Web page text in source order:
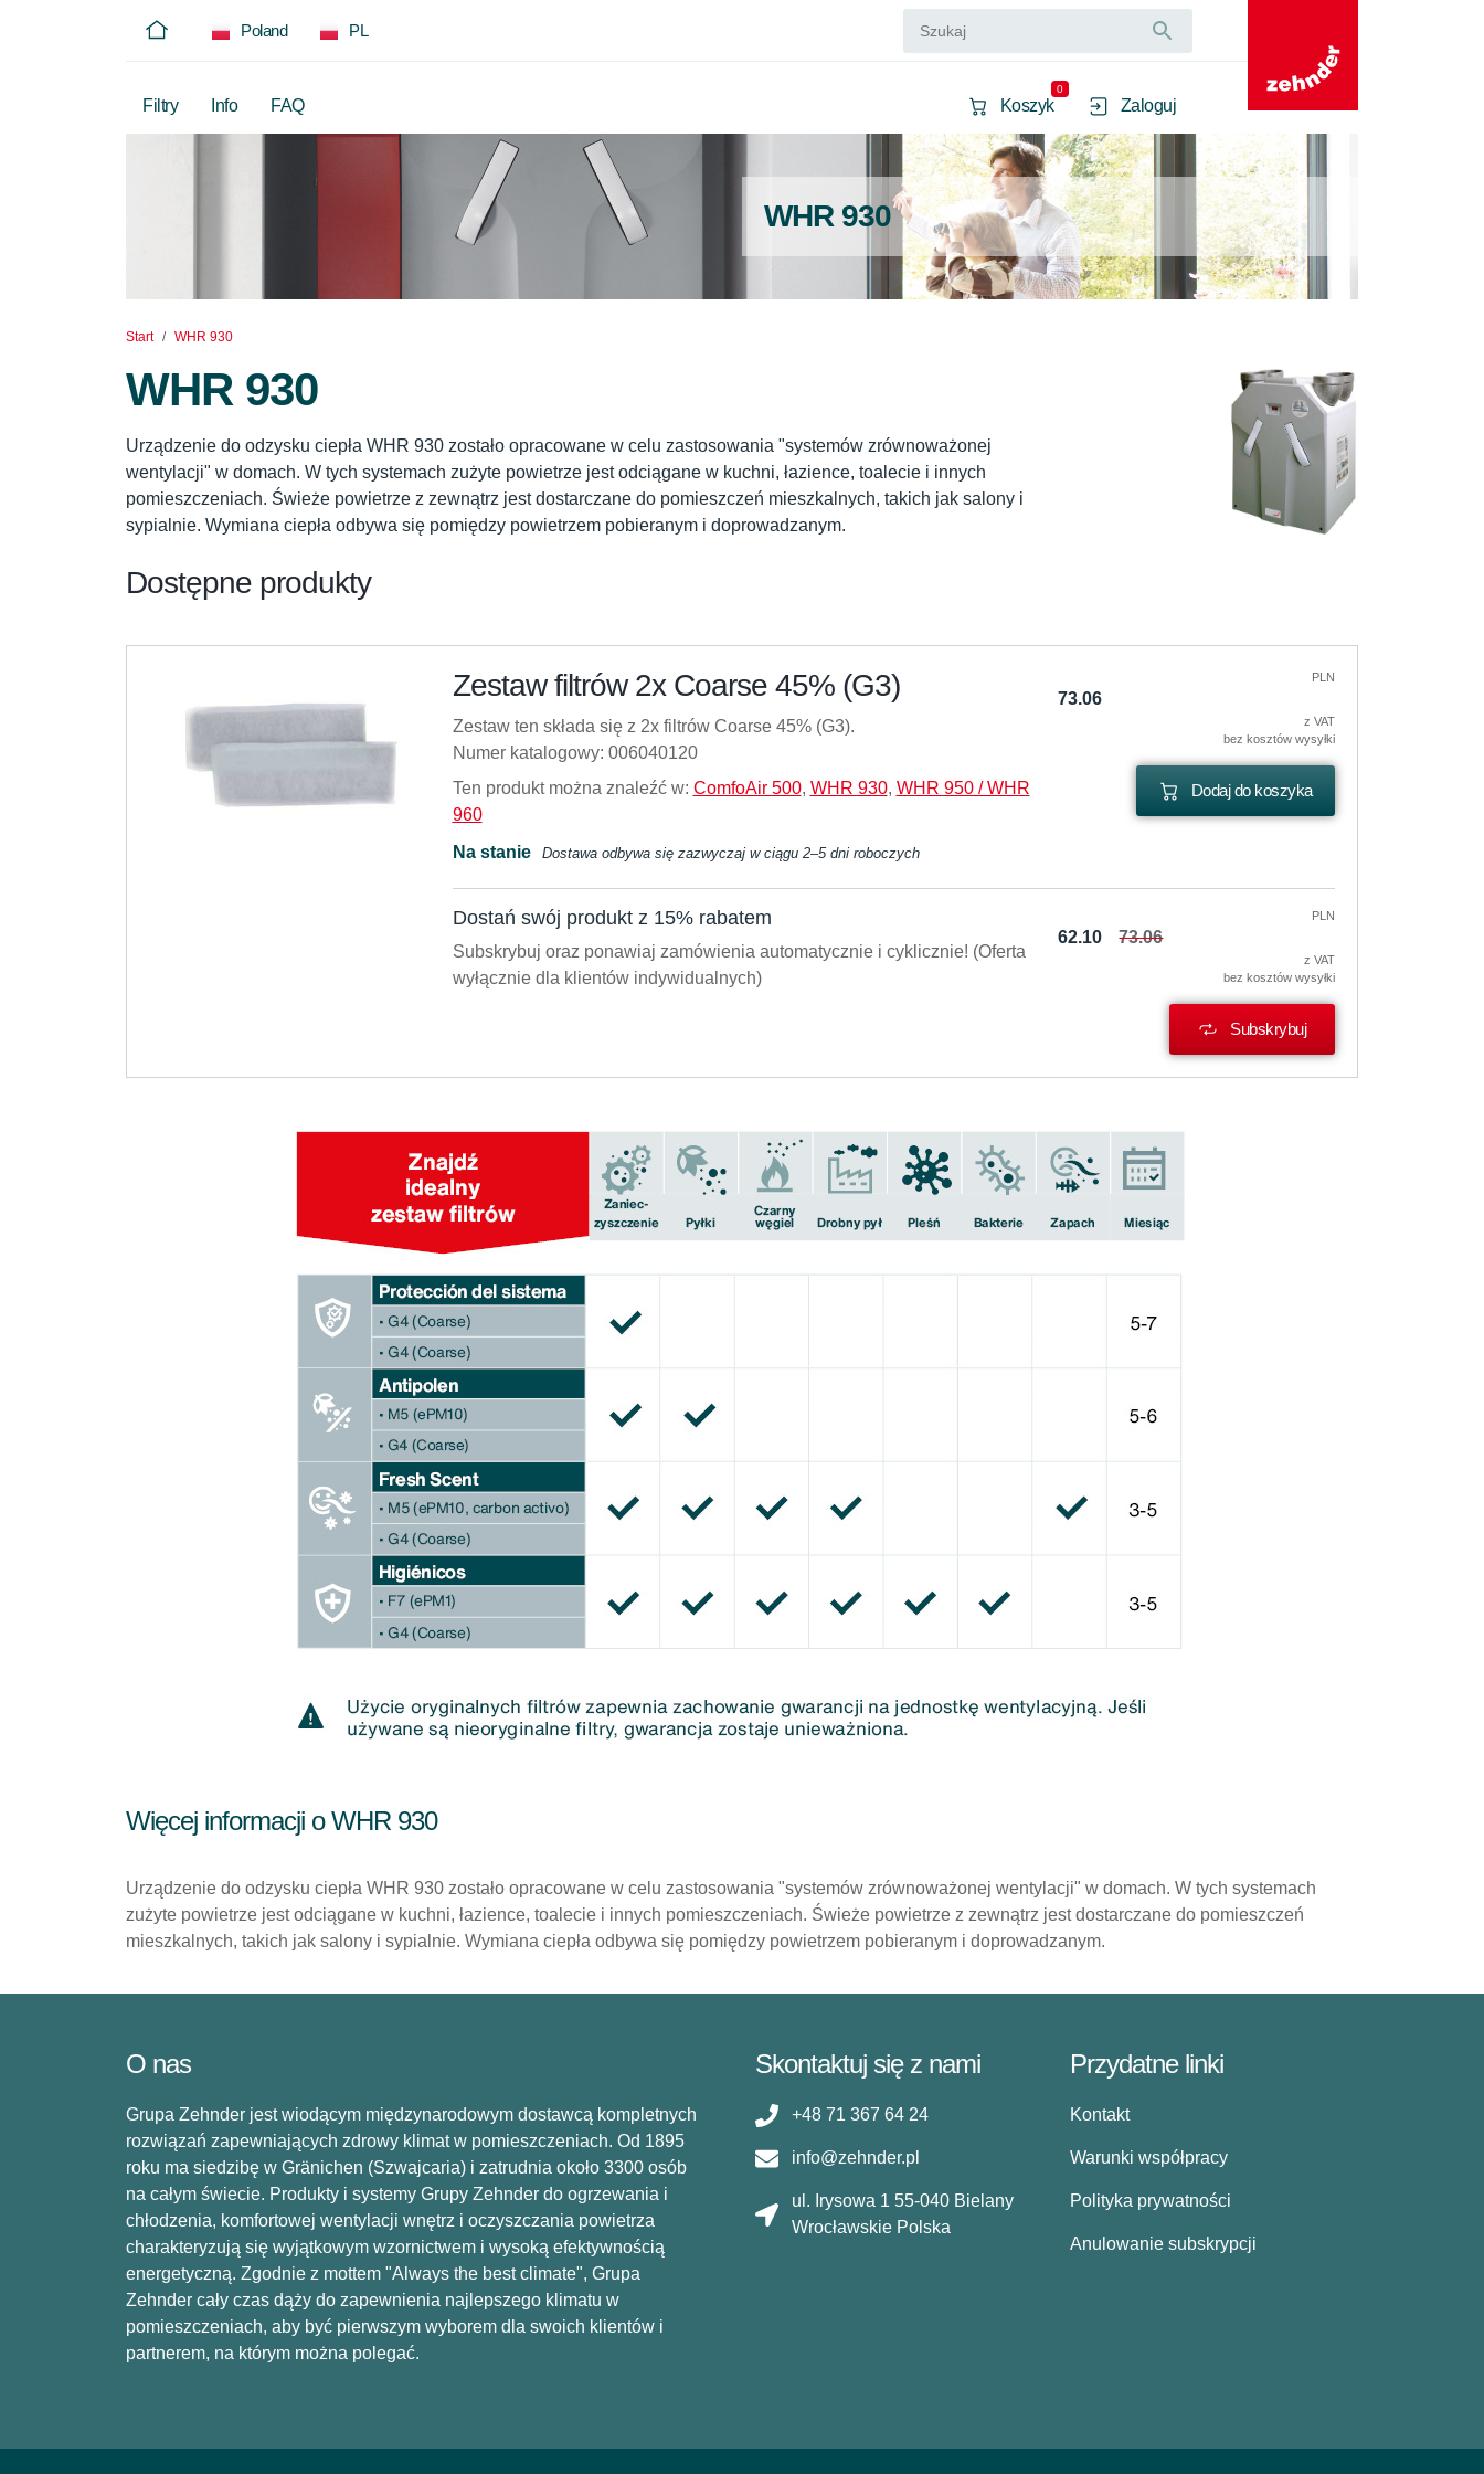
Poland PL
Filtry Info FAQ Koszyk
0
Zaloguj
WHR 930
Start WHR 930
WHR 930
Urządzenie do odzysku ciepła WHR 930 zostało opracowane w celu zastosowania "systemów zrównoważonej
wentylacji" w domach. W tych systemach zużyte powietrze jest odciągane w kuchni, łazience, toalecie i innych
pomieszczeniach. Świeże powietrze z zewnątrz jest dostarczane do pomieszczeń mieszkalnych, takich jak salony i
sypialnie. Wymiana ciepła odbywa się pomiędzy powietrzem pobieranym i doprowadzanym.
Dostępne produkty
Zestaw filtrów 2x Coarse 45% (G3)
Zestaw ten składa się z 2x filtrów Coarse 45% (G3).
Numer katalogowy: 006040120
Ten produkt można znaleźć w: ComfoAir 500, WHR 930, WHR 950 / WHR
960
Na stanie
Dostawa odbywa się zazwyczaj w ciągu 2–5 dni roboczych
PLN
73.06
z VAT
bez kosztów wysyłki
Dodaj do koszyka
Dostań swój produkt z 15% rabatem
Subskrybuj oraz ponawiaj zamówienia automatycznie i cyklicznie! (Oferta
wyłącznie dla klientów indywidualnych)
PLN
62.10 73.06
z VAT
bez kosztów wysyłki
Subskrybuj
Więcej informacji o WHR 930
Urządzenie do odzysku ciepła WHR 930 zostało opracowane w celu zastosowania "systemów zrównoważonej wentylacji" w domach. W tych systemach
zużyte powietrze jest odciągane w kuchni, łazience, toalecie i innych pomieszczeniach. Świeże powietrze z zewnątrz jest dostarczane do pomieszczeń
mieszkalnych, takich jak salony i sypialnie. Wymiana ciepła odbywa się pomiędzy powietrzem pobieranym i doprowadzanym.
O nas
Grupa Zehnder jest wiodącym międzynarodowym dostawcą kompletnych
rozwiązań zapewniających zdrowy klimat w pomieszczeniach. Od 1895
roku ma siedzibę w Gränichen (Szwajcaria) i zatrudnia około 3300 osób
na całym świecie. Produkty i systemy Grupy Zehnder do ogrzewania i
chłodzenia, komfortowej wentylacji wnętrz i oczyszczania powietrza
charakteryzują się wyjątkowym wzornictwem i wysoką efektywnością
energetyczną. Zgodnie z mottem "Always the best climate", Grupa
Zehnder cały czas dąży do zapewnienia najlepszego klimatu w
pomieszczeniach, aby być pierwszym wyborem dla swoich klientów i
partnerem, na którym można polegać.
Skontaktuj się z nami
+48 71 367 64 24
info@zehnder.pl
ul. Irysowa 1 55-040 Bielany
Wrocławskie Polska
Przydatne linki
Kontakt
Warunki współpracy
Polityka prywatności
Anulowanie subskrypcji